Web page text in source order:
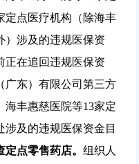
定点医疗机构（除海丰
）涉及的违规医保资
正在追回违规医保资
广东）有限公司第三方
海丰惠慈医院等13家定
涉及的违规医保资金目
点零售药店。 组织人